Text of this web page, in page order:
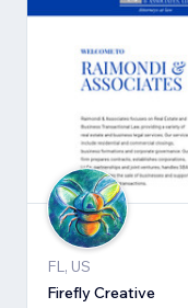
FL, US
Firefly Creative